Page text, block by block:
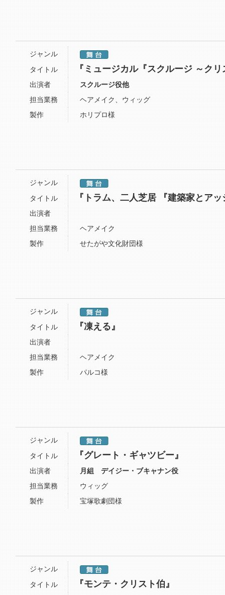
ジャンル
タイトル
『ミュージカル『スクルージ ～ク
出演者
スクルージ役他
担当業務
ヘアメイク、ウィッグ
製作
ホリプロ様
ジャンル
タイトル
『トラム、二人芝居 『建築家とア
出演者
担当業務
ヘアメイク
製作
せたがや文化財団様
ジャンル
タイトル
『凍える』
出演者
担当業務
ヘアメイク
製作
パルコ様
ジャンル
タイトル
『グレート・ギャツビー』
出演者
月組 デイジー・ブキャナン役
担当業務
ウィッグ
製作
宝塚歌劇団様
ジャンル
タイトル
『モンテ・クリスト伯』